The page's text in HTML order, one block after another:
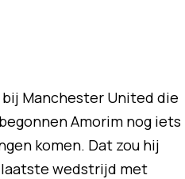
Manchester United die
Amorim nog iets
komen. Dat zou hij
wedstrijd met